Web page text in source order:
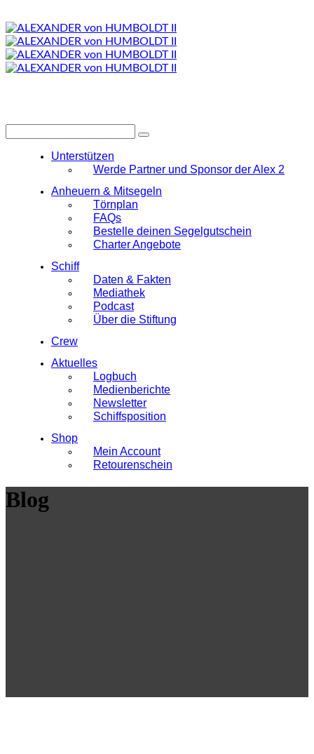
Unterstützen
Werde Partner und Sponsor der Alex 2
Anheuern & Mitsegeln
Törnplan
FAQs
Bestelle deinen Segelgutschein
Charter Angebote
Schiff
Daten & Fakten
Mediathek
Podcast
Über die Stiftung
Crew
Aktuelles
Logbuch
Medienberichte
Newsletter
Schiffsposition
Shop
Mein Account
Retourenschein
Blog